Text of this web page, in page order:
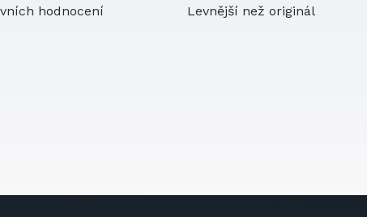
hodnocení Levnější než originál